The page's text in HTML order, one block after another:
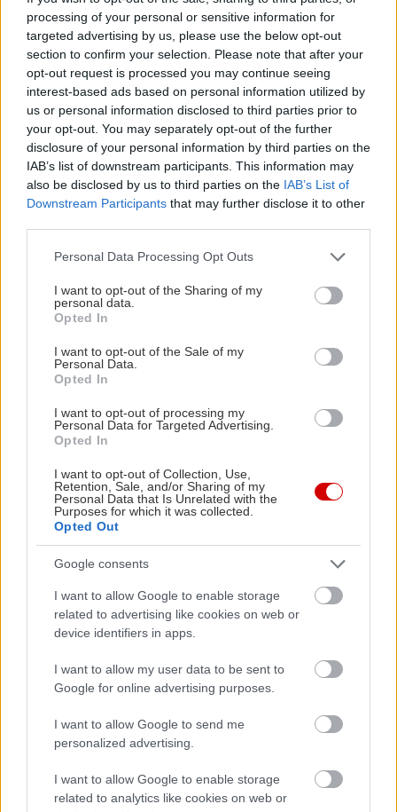
processing of your personal or sensitive information for
targeted advertising by us, please use the below opt-out
section to confirm your selection. Please note that after your
opt-out request is processed you may continue seeing
interest-based ads based on personal information utilized by
us or personal information disclosed to third parties prior to
your opt-out. You may separately opt-out of the further
disclosure of your personal information by third parties on the
IAB’s list of downstream participants. This information may
also be disclosed by us to third parties on the IAB’s List of
Downstream Participants that may further disclose it to other
Please note that this website/app uses one or more Google
not limited to your visit or usage behaviour. You may click to
grant or deny consent to Google and its third-party tags to
use your data for below specified purposes in below Google
consent section.
Personal Data Processing Opt Outs
I want to opt-out of the Sharing of my
personal data.
Opted In
I want to opt-out of the Sale of my
Personal Data.
Opted In
I want to opt-out of processing my
Personal Data for Targeted Advertising.
Opted In
I want to opt-out of Collection, Use,
Retention, Sale, and/or Sharing of my
Personal Data that Is Unrelated with the
Purposes for which it was collected.
Opted Out
Google consents
I want to allow Google to enable storage
related to advertising like cookies on web or
device identifiers in apps.
I want to allow my user data to be sent to
Google for online advertising purposes.
I want to allow Google to send me
personalized advertising.
I want to allow Google to enable storage
related to analytics like cookies on web or